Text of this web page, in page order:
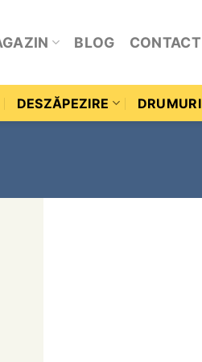
BLOG CONTACT
DESZĂPEZIRE DRUMURI